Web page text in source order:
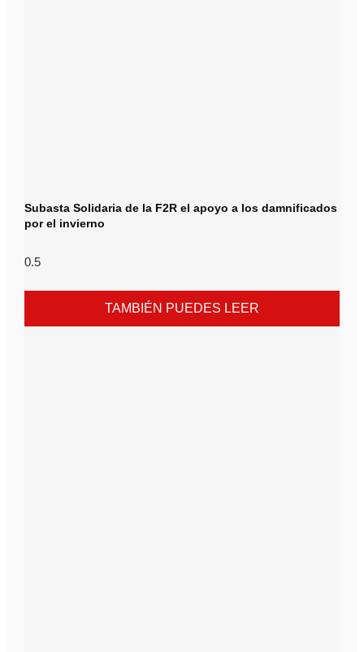
Subasta Solidaria de la F2R el apoyo a los damnificados
por el invierno
TAMBIÉN PUEDES LEER